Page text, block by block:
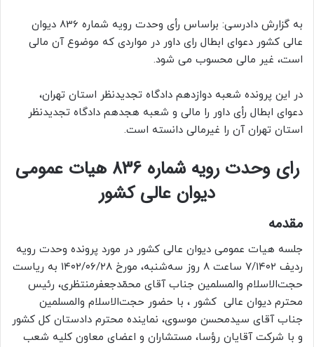
به گزارش دادرسی: براساس رأی وحدت رویه شماره 836 دیوان
عالی کشور دعوای ابطال رای داور در مواردی که موضوع آن مالی
است، غیر مالی محسوب می شود.
در این پرونده شعبه دوازدهم دادگاه تجدیدنظر استان تهران،
دعوای ابطال رأی داور را مالی و شعبه هجدهم دادگاه تجدیدنظر
استان تهران آن را غیرمالی دانسته است.
رای وحدت رویه شماره 836 هیات عمومی
دیوان عالی کشور
مقدمه
جلسه هیات ‌عمومی دیوان عالی کشور در مورد پرونده وحدت رویه
ردیف ۷/۱۴۰۲ ساعت ۸ روز سه‌شنبه، مورخ ۱۴۰۲/۰۶/۲۸ به ‌ریاست
حجت‌الاسلام‌ والمسلمین جناب آقای محمّدجعفرمنتظری، رئیس
محترم دیوان ‌‌عالی ‌‌ کشور ، با حضور حجت‌الاسلام‌ والمسلمین
جناب آقای سیدمحسن موسوی، نماینده محترم دادستان ‌کل‌ کشور
و با شرکت آقایان رؤسا، مستشاران و اعضای ‌معاون کلیه شعب